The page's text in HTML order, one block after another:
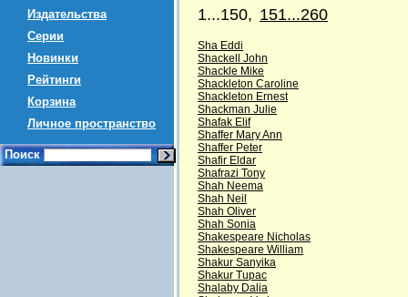
Издательства
Серии
Новинки
Рейтинги
Корзина
Личное пространство
Поиск
1...150, 151...260
Sha Eddi
Shackell John
Shackle Mike
Shackleton Caroline
Shackleton Ernest
Shackman Julie
Shafak Elif
Shaffer Mary Ann
Shaffer Peter
Shafir Eldar
Shafrazi Tony
Shah Neema
Shah Neil
Shah Oliver
Shah Sonia
Shakespeare Nicholas
Shakespeare William
Shakur Sanyika
Shakur Tupac
Shalaby Dalia